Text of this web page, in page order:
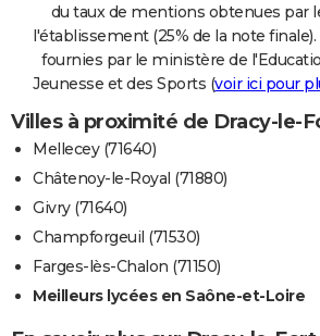
du taux de mentions obtenues par
l'établissement (25% de la note
fournies par le ministère de
Jeunesse et des Sports (voir ici pour
Villes à proximité de Dracy-le-
Mellecey (71640)
Châtenoy-le-Royal (71880)
Givry (71640)
Champforgeuil (71530)
Farges-lès-Chalon (71150)
Meilleurs lycées en Saône-et-Loire